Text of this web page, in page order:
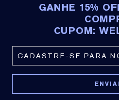
GANHE 15%
CUPOM: